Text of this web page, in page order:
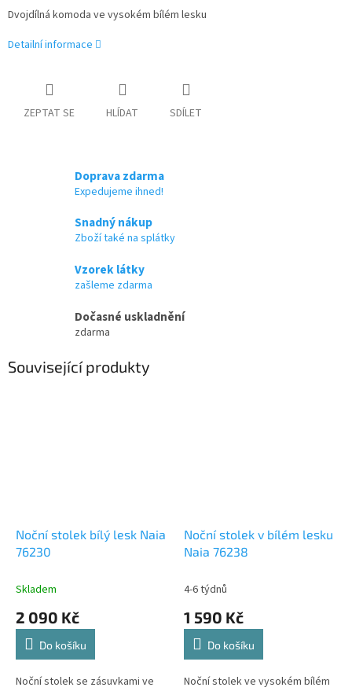
Dvojdílná komoda ve vysokém bílém lesku
Detailní informace
ZEPTAT SE HLÍDAT SDÍLET
Doprava zdarma
Expedujeme ihned!
Snadný nákup
Zboží také na splátky
Vzorek látky
zašleme zdarma
Dočasné uskladnění
zdarma
Související produkty
Noční stolek bílý lesk Naia
76230
Skladem
2 090 Kč
Do košíku
Noční stolek se zásuvkami ve
Noční stolek v bílém lesku
Naia 76238
4-6 týdnů
1 590 Kč
Do košíku
Noční stolek ve vysokém bílém